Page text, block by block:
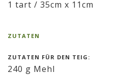
1 tart / 35cm x 11cm
ZUTATEN
ZUTATEN FÜR DEN TEIG:
240 g Mehl